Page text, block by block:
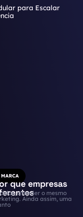
para Escalar
que empresas
atender o mesmo
Ainda assim, uma